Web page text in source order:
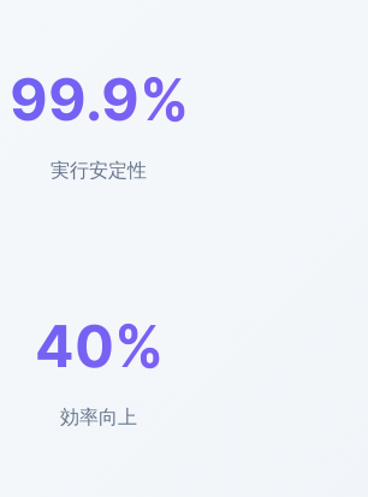
99.9%
実行安定性
40%
効率向上